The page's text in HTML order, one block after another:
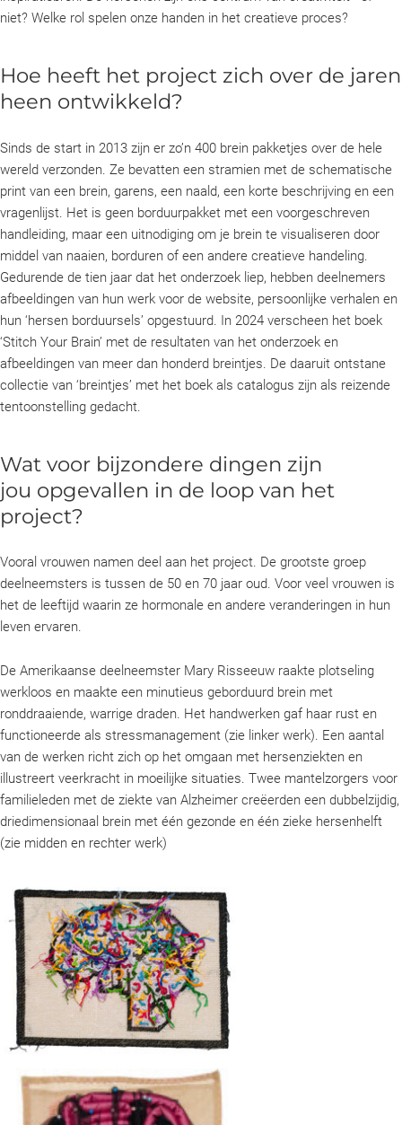
niet? Welke rol spelen onze handen in het creatieve proces?
Hoe heeft het project zich over de jaren
heen ontwikkeld?
Sinds de start in 2013 zijn er zo’n 400 brein pakketjes over de hele
wereld verzonden. Ze bevatten een stramien met de schematische
print van een brein, garens, een naald, een korte beschrijving en een
vragenlijst. Het is geen borduurpakket met een voorgeschreven
handleiding, maar een uitnodiging om je brein te visualiseren door
middel van naaien, borduren of een andere creatieve handeling.
Gedurende de tien jaar dat het onderzoek liep, hebben deelnemers
afbeeldingen van hun werk voor de website, persoonlijke verhalen en
hun ‘hersen borduursels’ opgestuurd. In 2024 verscheen het boek
‘Stitch Your Brain’ met de resultaten van het onderzoek en
afbeeldingen van meer dan honderd breintjes. De daaruit ontstane
collectie van ‘breintjes’ met het boek als catalogus zijn als reizende
tentoonstelling gedacht.
Wat voor bijzondere dingen zijn
jou opgevallen in de loop van het
project?
Vooral vrouwen namen deel aan het project. De grootste groep
deelneemsters is tussen de 50 en 70 jaar oud. Voor veel vrouwen is
het de leeftijd waarin ze hormonale en andere veranderingen in hun
leven ervaren.
De Amerikaanse deelneemster Mary Risseeuw raakte plotseling
werkloos en maakte een minutieus geborduurd brein met
ronddraaiende, warrige draden. Het handwerken gaf haar rust en
functioneerde als stressmanagement (zie linker werk). Een aantal
van de werken richt zich op het omgaan met hersenziekten en
illustreert veerkracht in moeilijke situaties. Twee mantelzorgers voor
familieleden met de ziekte van Alzheimer creëerden een dubbelzijdig,
driedimensionaal brein met één gezonde en één zieke hersenhelft
(zie midden en rechter werk)